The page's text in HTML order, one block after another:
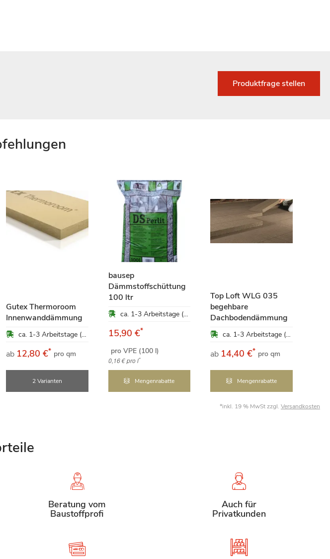
Produktfrage stellen
Gutex Thermoroom
Innenwanddämmung
ca. 1-3 Arbeitstage (Mo-Fr)
ab 12,80 €* pro qm
2 Varianten
bausep
Dämmstoffschüttung
100 ltr
ca. 1-3 Arbeitstage (Mo-Fr)
15,90 €*
pro VPE (100 l)
0,16 €pro l*
Mengenrabatte
Top Loft WLG 035
begehbare
Dachbodendämmung
ca. 1-3 Arbeitstage (Mo-Fr)
ab 14,40 €* pro qm
Mengenrabatte
*inkl. 19 % MwSt zzgl. Versandkosten
Beratung vom
Baustoffprofi
Auch für
Privatkunden